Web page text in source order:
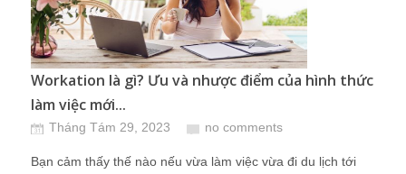
Workation là gì? Ưu và nhược điểm của hình thức
làm việc mới...
Tháng Tám 29, 2023 no comments
Bạn cảm thấy thế nào nếu vừa làm việc vừa đi du lịch tới